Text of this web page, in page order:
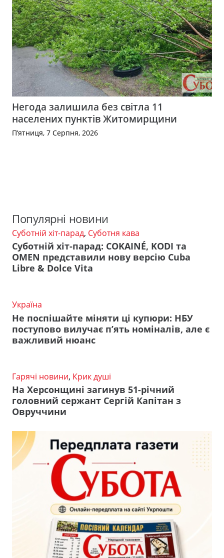
Негода залишила без світла 11
населених пунктів Житомирщини
П’ятниця, 7 Серпня, 2026
Популярні новини
Суботній хіт-парад, Суботня кава
Суботній хіт-парад: COKAINÉ, KODI та
OMEN представили нову версію Cuba
Libre & Dolce Vita
Україна
Не поспішайте міняти ці купюри: НБУ
поступово вилучає п’ять номіналів, але є
важливий нюанс
Гарячі новини, Крик душі
На Херсонщині загинув 51-річний
головний сержант Сергій Капітан з
Овруччини